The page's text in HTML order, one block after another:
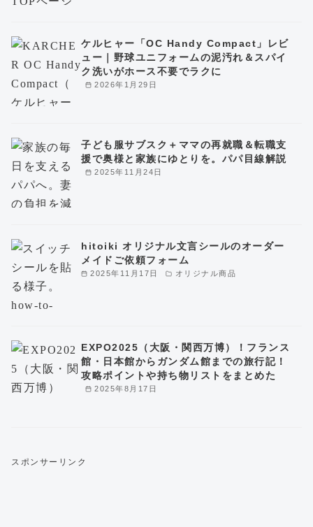
2026年1月29日
ケルヒャー「OC Handy Compact」レビ
ュー｜野球ユニフォームの泥汚れ＆スパイ
ク洗いがホース不要でラクに
2025年11月24日
子ども服サブスク＋ママの再就職＆転職支
援で奥様と家族にゆとりを。パパ目線解説
2025年11月17日 オリジナル商品
hitoiki オリジナル文言シールのオーダー
メイドご依頼フォーム
2025年8月17日
EXPO2025（大阪・関西万博）！フランス
館・日本館からガンダム館までの旅行記！
攻略ポイントや持ち物リストをまとめた
スポンサーリンク